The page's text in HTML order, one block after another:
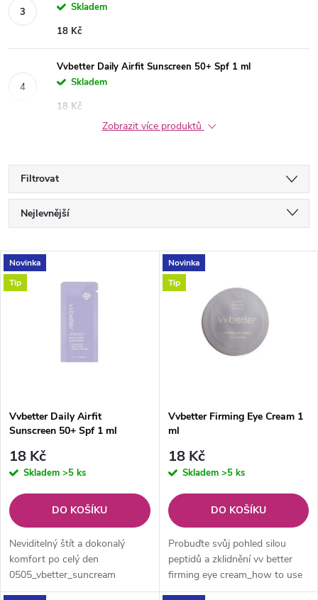
Skladem
18 Kč
Vvbetter Daily Airfit Sunscreen 50+ Spf 1 ml
Skladem
18 Kč
Zobrazit více produktů
Filtrovat
Ř
a
z
p
r
o
d
u
Nejlevnější
Nejprodávanější
V
ý
s
p
r
o
d
u
Novinka
Tip
Vvbetter Daily Airfit
Sunscreen 50+ Spf 1 ml
18 Kč
Skladem >5 ks
DO KOŠÍKU
Neviditelný štít a dokonalý
komfort po celý den
0505_vbetter_suncream
Novinka
Tip
Vvbetter Firming Eye Cream 1
ml
18 Kč
Skladem >5 ks
DO KOŠÍKU
Probuďte svůj pohled silou
peptidů a zklidnění vv better
firming eye cream_how to use